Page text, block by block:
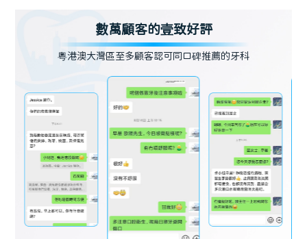
數萬顧客的壹致好評
粵港澳大灣區至多顧客認可同口碑推薦的牙科